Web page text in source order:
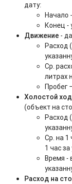
дату:
Начало
Конец -
Движение -
Расход
Ср.
литрах
Пробег
Холостой ход
(объект на
Расход
Ср. на 1
1 час
Время -
Расход на